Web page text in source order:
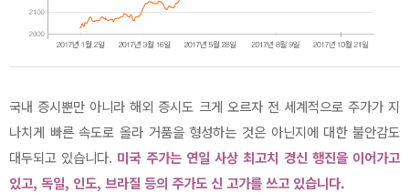
국내 증시뿐만 아니라 해외 증시도 크게 오르자 전 세계적으로 주가가 지
나치게 빠른 속도로 올라 거품을 형성하는 것은 아닌지에 대한 불안감도
대두되고 있습니다. 미국 주가는 연일 사상 최고치 경신 행진을 이어가고
있고, 독일, 인도, 브라질 등의 주가도 신 고가를 쓰고 있습니다.